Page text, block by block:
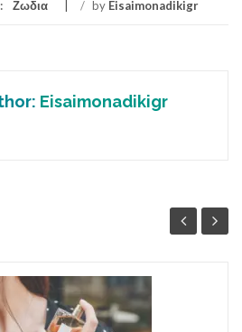
Ζωδια / by Eisaimonadikigr
Eisaimonadikigr